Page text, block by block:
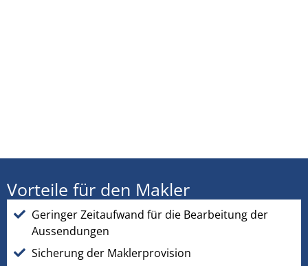
Vorteile für den Makler
Geringer Zeitaufwand für die Bearbeitung der
Aussendungen
Sicherung der Maklerprovision